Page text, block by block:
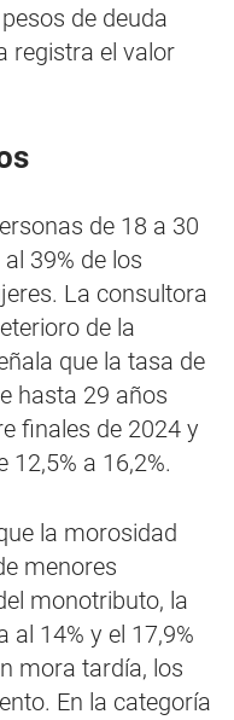
de deuda
registra el valor
de 18 a 30
39% de los
La consultora
de la
que la tasa de
hasta 29 años
finales de 2024 y
a 16,2%.
la morosidad
menores
monotributo, la
al 14% y el 17,9%
mora tardía, los
En la categoría